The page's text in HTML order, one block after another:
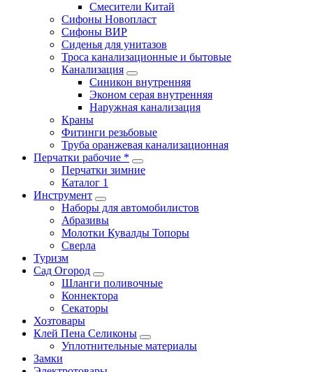
Смесители Китай
Сифоны Новопласт
Сифоны ВИР
Сиденья для унитазов
Троса канализационные и бытовые
Канализация
Синикон внутренняя
Эконом серая внутренняя
Наружная канализация
Краны
Фитинги резьбовые
Труба оранжевая канализационная
Перчатки рабочие *
Перчатки зимние
Каталог 1
Инструмент
Наборы для автомобилистов
Абразивы
Молотки Кувалды Топоры
Сверла
Туризм
Сад Огород
Шланги поливочные
Коннектора
Секаторы
Хозтовары
Клей Пена Селиконы
Уплотнительные материалы
Замки